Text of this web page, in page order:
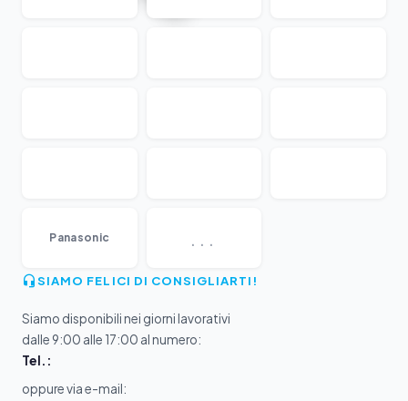
Panasonic ...
SIAMO FELICI DI CONSIGLIARTI!
Siamo disponibili nei giorni lavorativi
dalle 9:00 alle 17:00 al numero:
Tel.:
oppure via e-mail: